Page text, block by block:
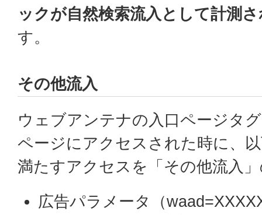
ックが自然検索流入として計測
す。
その他流入
ウェブアンテナの入口ページタ
ページにアクセスされた時に、
満たすアクセスを「その他流入
広告パラメータ（